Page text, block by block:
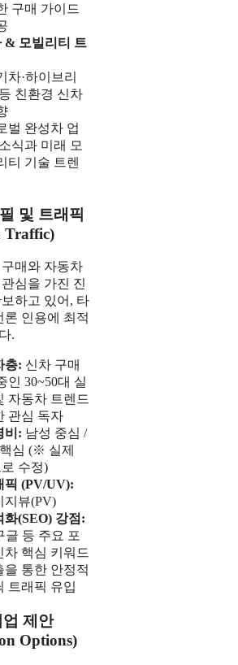
구매 가이드
& 모빌리티 트
차·하이브리
친환경 신차
벌 완성차 업
식과 미래 모
티 기술 트렌
및 트래픽
Traffic)
매와 자동차
심을 가진 진
하고 있어, 타
론 인용에 최적
.
층: 신차 구매
인 30~50대 실
자동차 트렌드
관심 독자
비: 남성 중심 /
심 (※ 실제
수정)
픽 (PV/UV):
지뷰(PV)
화(SEO) 강점:
글 등 주요 포
차 핵심 키워드
을 통한 안정적
트래픽 유입
제안
Options)